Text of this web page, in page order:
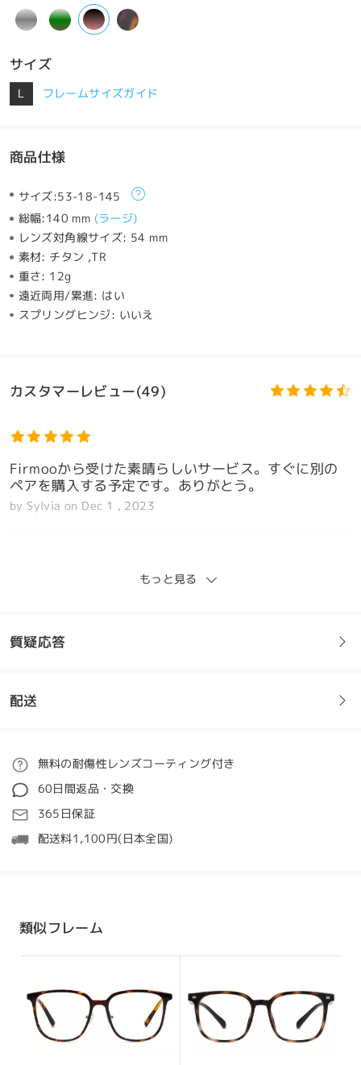
サイズ
L フレームサイズガイド
商品仕様
サイズ:53-18-145
総幅:140 mm (ラージ)
レンズ対角線サイズ: 54 mm
素材: チタン ,TR
重さ: 12g
遠近両用/累進: はい
スプリングヒンジ: いいえ
カスタマーレビュー(49)
Firmooから受けた素晴らしいサービス。すぐに別の
ペアを購入する予定です。ありがとう。
by Sylvia on Dec 1 , 2023
ニークですが、あまり奇抜ではありません。私はグレ
ー/クリアのものを手に入れましたが、私の唯一の不
かに非対称であることですが、非常に綿密に分析しな
レビューを書く
もっと見る
質疑応答
フレームについてご質問がある場合は、以下からお問い合わせく
質問する
配送
ご注文
処理時間
5-7営業日
詳細
配送時間
配送
無料の耐傷性レンズコーティング付き
60日間返品・交換
365日保証
配送料1,100円(日本全国)
類似フレーム